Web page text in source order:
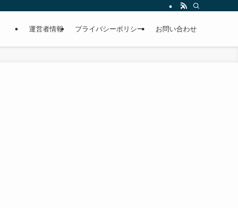
運営者情報 プライバシーポリシー お問い合わせ